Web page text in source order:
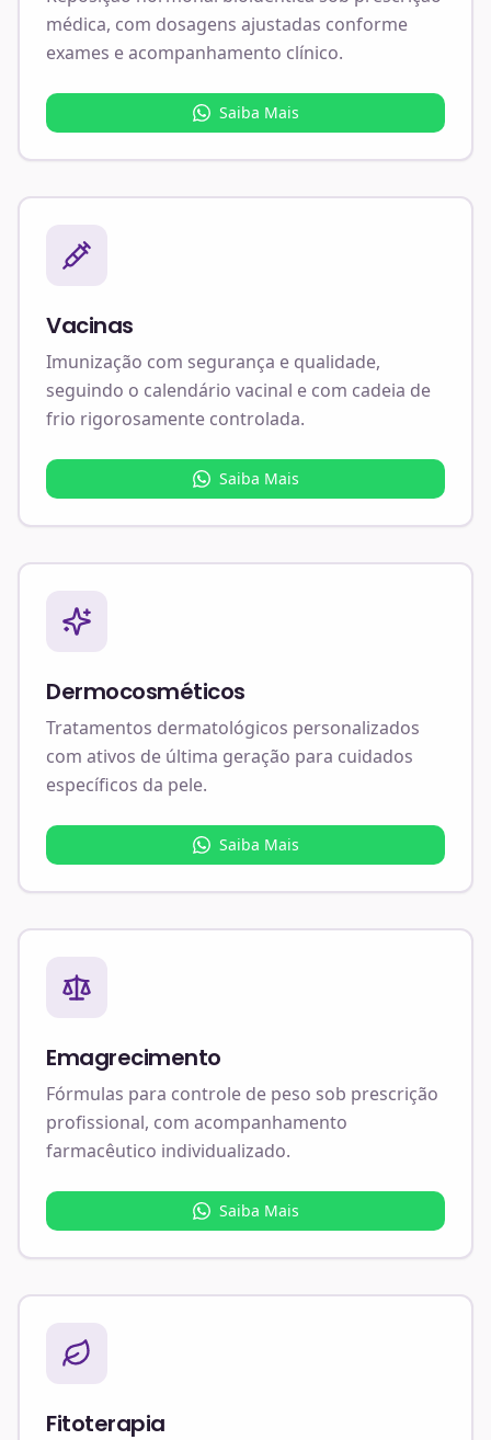
médica, com dosagens ajustadas conforme
exames e acompanhamento clínico.
Saiba Mais
Vacinas
Imunização com segurança e qualidade,
seguindo o calendário vacinal e com cadeia de
frio rigorosamente controlada.
Saiba Mais
Dermocosméticos
Tratamentos dermatológicos personalizados
com ativos de última geração para cuidados
específicos da pele.
Saiba Mais
Emagrecimento
Fórmulas para controle de peso sob prescrição
profissional, com acompanhamento
farmacêutico individualizado.
Saiba Mais
Fitoterapia